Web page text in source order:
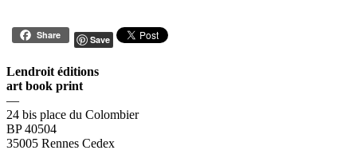
Share Save
Lendroit éditions
art book print
—
24 bis place du Colombier
BP 40504
35005 Rennes Cedex